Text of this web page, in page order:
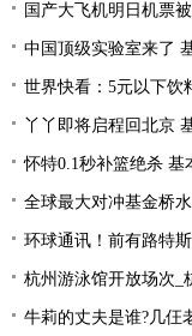
国产大飞机明日机票
中国顶级实验室来了
世界快看：5元以下饮
丫丫即将启程回北京
怀特0.1秒补篮绝杀 基
全球最大对冲基金桥水：中
环球通讯！前有路特
杭州游泳馆开放场次_
牛莉的丈夫是谁?几仼